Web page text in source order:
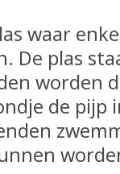
waar
De plas
worden
de pijp